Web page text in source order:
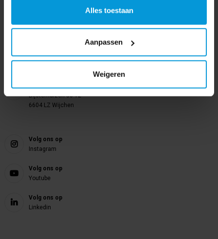
Alles toestaan
Aanpassen
Weigeren
Onze product specialisten staan voor je klaar!
Telefoon
E-mail
Avodesch B.V.
Bijsterhuizen 50-12
6604 LZ Wijchen
Volg ons op
Instagram
Volg ons op
Youtube
Volg ons op
Linkedin